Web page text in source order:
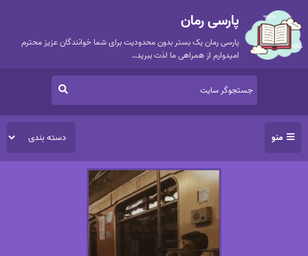
پارسی رمان
پارسی رمان یک بستر بدون محدودیت برای شما خوانندگان عزیز محترم
امیدوارم از همراهی ما لذت ببرید…
منو